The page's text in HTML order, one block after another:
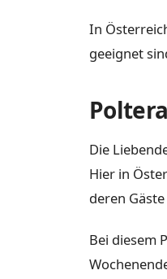
In
geeignet
Die
Hier in
deren
Bei diesem